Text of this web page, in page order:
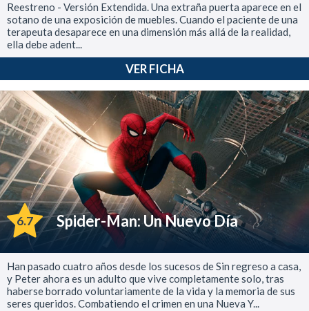
Reestreno - Versión Extendida. Una extraña puerta aparece en el
sotano de una exposición de muebles. Cuando el paciente de una
terapeuta desaparece en una dimensión más allá de la realidad,
ella debe adent...
VER FICHA
6.7 Spider-Man: Un Nuevo Día
Han pasado cuatro años desde los sucesos de Sin regreso a casa,
y Peter ahora es un adulto que vive completamente solo, tras
haberse borrado voluntariamente de la vida y la memoria de sus
seres queridos. Combatiendo el crimen en una Nueva Y...